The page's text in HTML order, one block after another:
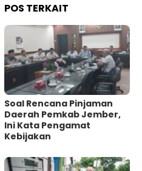
POS TERKAIT
‎Soal Rencana Pinjaman
Daerah Pemkab Jember,
Ini Kata Pengamat
Kebijakan ‎